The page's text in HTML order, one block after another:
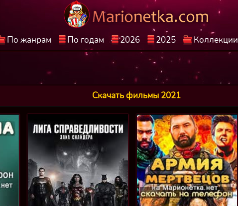
По жанрам По годам 2026 2025 Коллекции
Скачать фильмы 2021